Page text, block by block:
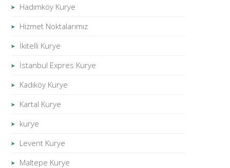
Hadımköy Kurye
Hizmet Noktalarımız
İkitelli Kurye
İstanbul Expres Kurye
Kadıköy Kurye
Kartal Kurye
kurye
Levent Kurye
Maltepe Kurye